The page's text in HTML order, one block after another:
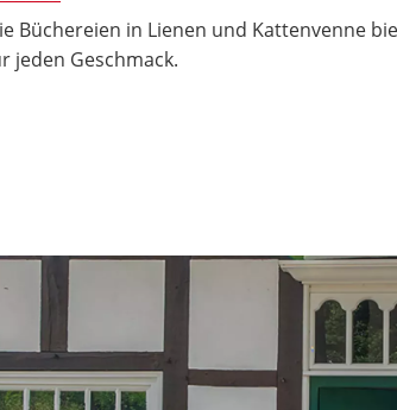
Büchereien in Lienen und Kattenvenne
jeden Geschmack.